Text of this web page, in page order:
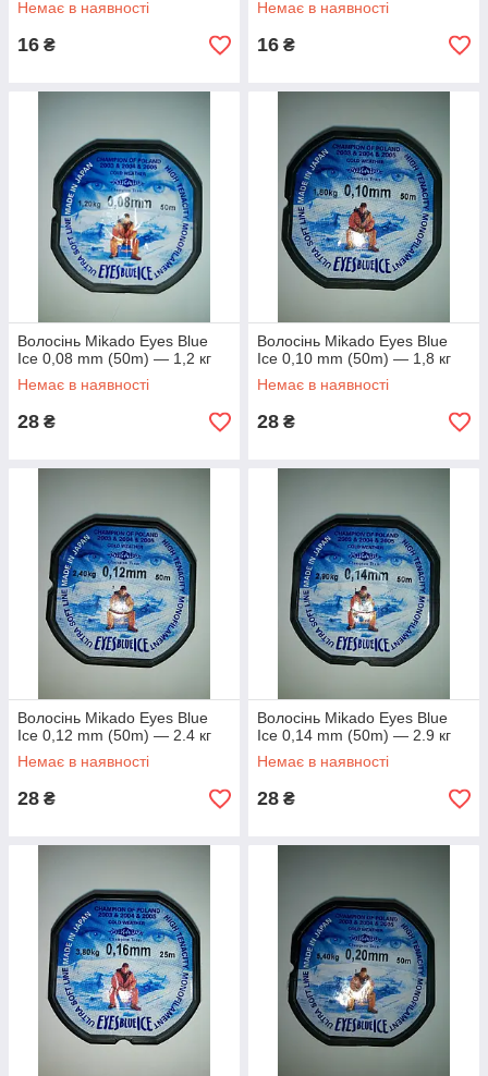
Немає в наявності
16 ₴
Немає в наявності
16 ₴
Волосінь Mikado Eyes Blue
Ice 0,08 mm (50m) — 1,2 кг
Немає в наявності
28 ₴
Волосінь Mikado Eyes Blue
Ice 0,10 mm (50m) — 1,8 кг
Немає в наявності
28 ₴
Волосінь Mikado Eyes Blue
Ice 0,12 mm (50m) — 2.4 кг
Немає в наявності
28 ₴
Волосінь Mikado Eyes Blue
Ice 0,14 mm (50m) — 2.9 кг
Немає в наявності
28 ₴